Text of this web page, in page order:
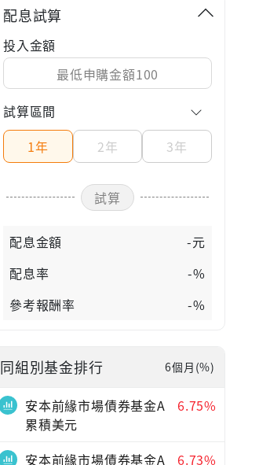
配息試算
投入金額
試算區間
1年
2年 3年
試算
配息金額
-元
配息率
-%
參考報酬率
-%
同組別基金排行 6個月(%)
安本前緣市場債券基金A
累積美元
6.75%
安本前緣市場債券基金A
6.73%